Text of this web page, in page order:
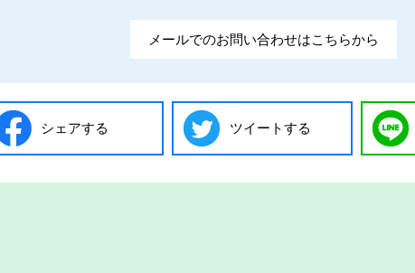
メールでのお問い合わせはこちらから
シェアする ツイートする